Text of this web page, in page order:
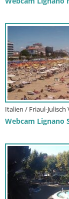
Italien / Friaul-
Webcam Lignano